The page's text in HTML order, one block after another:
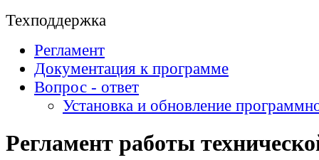
Техподдержка
Регламент
Документация к программе
Вопрос - ответ
Установка и обновление
Регламент работы